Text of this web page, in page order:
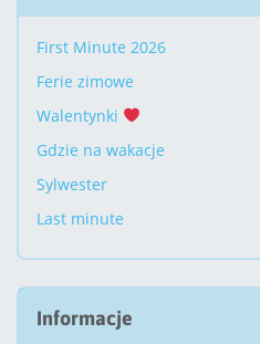
First Minute 2026
Ferie zimowe
Walentynki
Gdzie na wakacje
Sylwester
Last minute
Informacje